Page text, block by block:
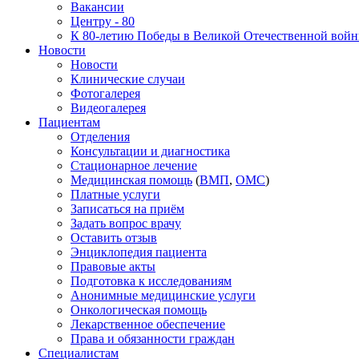
Вакансии
Центру - 80
К 80-летию Победы в Великой Отечественной
Новости
Новости
Клинические случаи
Фотогалерея
Видеогалерея
Пациентам
Отделения
Консультации и диагностика
Стационарное лечение
Медицинская помощь (ВМП, ОМС)
Платные услуги
Записаться на приём
Задать вопрос врачу
Оставить отзыв
Энциклопедия пациента
Правовые акты
Подготовка к исследованиям
Анонимные медицинские услуги
Онкологическая помощь
Лекарственное обеспечение
Права и обязанности граждан
Специалистам